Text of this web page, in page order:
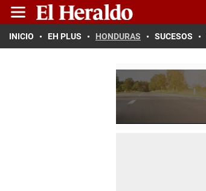
INICIO EH PLUS HONDURAS SUCESOS